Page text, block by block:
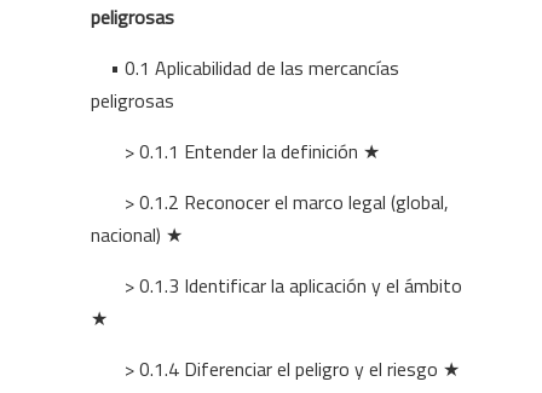
peligrosas
• 0.1 Aplicabilidad de las mercancías
peligrosas
> 0.1.1 Entender la definición ★
> 0.1.2 Reconocer el marco legal (global,
nacional) ★
> 0.1.3 Identificar la aplicación y el ámbito
★
> 0.1.4 Diferenciar el peligro y el riesgo ★